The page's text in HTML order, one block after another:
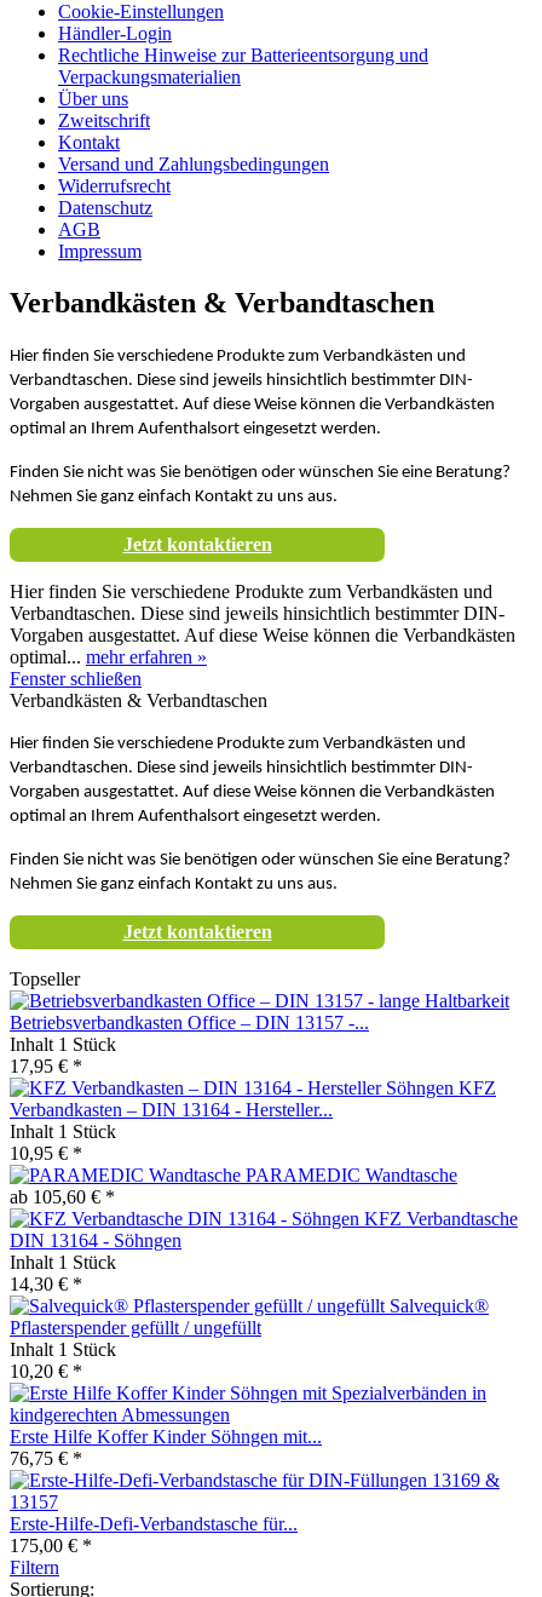
Cookie-Einstellungen
Händler-Login
Rechtliche Hinweise zur Batterieentsorgung und
Verpackungsmaterialien
Über uns
Zweitschrift
Kontakt
Versand und Zahlungsbedingungen
Widerrufsrecht
Datenschutz
AGB
Impressum
Verbandkästen & Verbandtaschen
Hier finden Sie verschiedene Produkte zum Verbandkästen und
Verbandtaschen. Diese sind jeweils hinsichtlich bestimmter DIN-
Vorgaben ausgestattet. Auf diese Weise können die Verbandkästen
optimal an Ihrem Aufenthalsort eingesetzt werden.
Finden Sie nicht was Sie benötigen oder wünschen Sie eine Beratung?
Nehmen Sie ganz einfach Kontakt zu uns aus.
Jetzt kontaktieren
Hier finden Sie verschiedene Produkte zum Verbandkästen und
Verbandtaschen. Diese sind jeweils hinsichtlich bestimmter DIN-
Vorgaben ausgestattet. Auf diese Weise können die Verbandkästen
optimal... mehr erfahren »
Fenster schließen
Verbandkästen & Verbandtaschen
Hier finden Sie verschiedene Produkte zum Verbandkästen und
Verbandtaschen. Diese sind jeweils hinsichtlich bestimmter DIN-
Vorgaben ausgestattet. Auf diese Weise können die Verbandkästen
optimal an Ihrem Aufenthalsort eingesetzt werden.
Finden Sie nicht was Sie benötigen oder wünschen Sie eine Beratung?
Nehmen Sie ganz einfach Kontakt zu uns aus.
Jetzt kontaktieren
Topseller
Betriebsverbandkasten Office – DIN 13157 -...
Inhalt 1 Stück
17,95 € *
KFZ
Verbandkasten – DIN 13164 - Hersteller...
Inhalt 1 Stück
10,95 € *
PARAMEDIC Wandtasche
ab 105,60 € *
KFZ Verbandtasche
DIN 13164 - Söhngen
Inhalt 1 Stück
14,30 € *
Salvequick®
Pflasterspender gefüllt / ungefüllt
Inhalt 1 Stück
10,20 € *
Erste Hilfe Koffer Kinder Söhngen mit...
76,75 € *
Erste-Hilfe-Defi-Verbandstasche für...
175,00 € *
Filtern
Sortierung: